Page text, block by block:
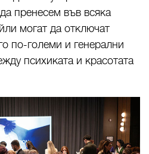
пренесем във всяка
могат да отключат
по-големи и генерални
психиката и красотата